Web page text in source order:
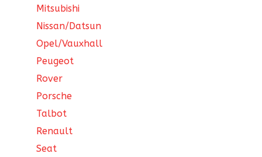
Mitsubishi
Nissan/Datsun
Opel/Vauxhall
Peugeot
Rover
Porsche
Talbot
Renault
Seat